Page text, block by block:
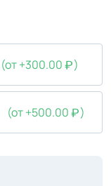
(от +300.00 )
(от +500.00 )